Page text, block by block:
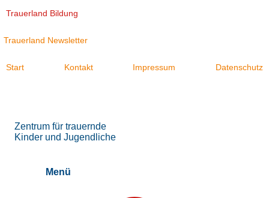
Trauerland Bildung
Trauerland Newsletter
Start Kontakt Impressum Datenschutz
Zentrum für trauernde
Kinder und Jugendliche
Menü